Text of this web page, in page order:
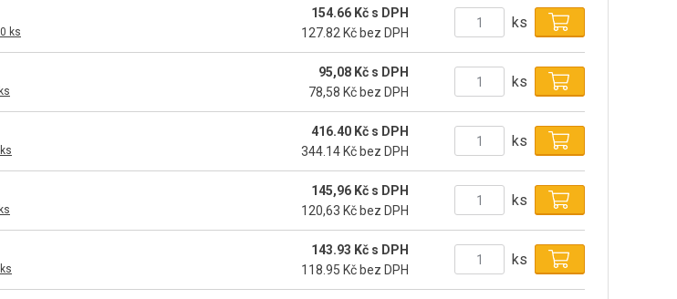
ks
154.66 Kč s DPH
127.82 Kč bez DPH
ks
95,08 Kč s DPH
78,58 Kč bez DPH
ks
416.40 Kč s DPH
344.14 Kč bez DPH
ks
145,96 Kč s DPH
120,63 Kč bez DPH
ks
143.93 Kč s DPH
118.95 Kč bez DPH
ks